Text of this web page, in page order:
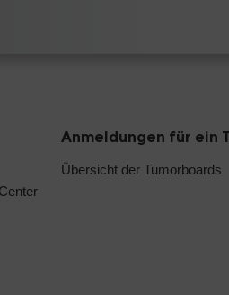
Anmeldungen für ein
Übersicht der Tumorboards